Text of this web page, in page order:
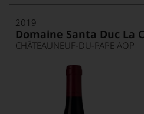
2019
Domaine Santa Duc La
CHÂTEAUNEUF-DU-PAPE AOP